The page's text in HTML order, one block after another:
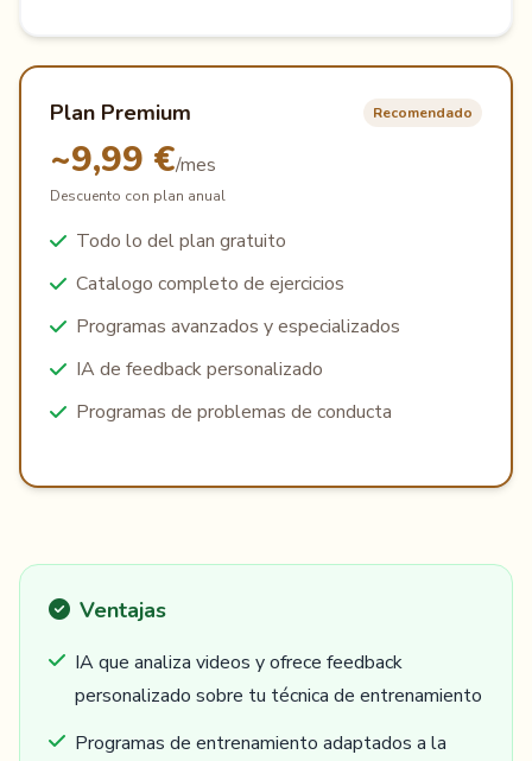
Plan Premium Recomendado
~9,99 €/mes
Descuento con plan anual
Todo lo del plan gratuito
Catalogo completo de ejercicios
Programas avanzados y especializados
IA de feedback personalizado
Programas de problemas de conducta
Ventajas
IA que analiza videos y ofrece feedback
personalizado sobre tu técnica de entrenamiento
Programas de entrenamiento adaptados a la